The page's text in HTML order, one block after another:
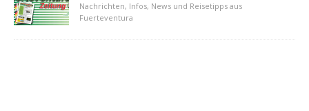
Nachrichten, Infos, News und Reisetipps aus
Fuerteventura